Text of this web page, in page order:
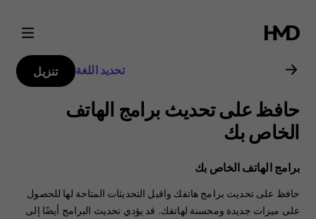
دليل
مستخدم
هاتف
Nokia
2.2
تحديد اللغة تنزيل
حافظ على تحديث برامج الهاتف
الخاص بك
برامج الهاتف الخاص بك
حافظ على تحديث برامج هاتفك واقبل التحديثات المتاحة لها للحصول
على ميزات جديدة ومحسنة لهاتفك. قد يؤدي تحديث البرامج أيضًا إلى